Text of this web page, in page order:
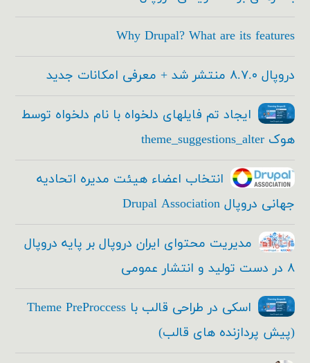
Why Drupal? What are its features
دروپال ۸.۷.۰ منتشر شد + معرفی امکانات جدید
ایجاد تم فایلهای دلخواه با نام دلخواه توسط
هوک theme_suggestions_alter
انتخاب اعضاء هیئت مدیره اتحادیه
جهانی دروپال Drupal Association
مدیریت محتوای ایران دروپال بر پایه دروپال
۸ در دست تولید و انتشار عمومی
اسکی در طراحی قالب با Theme PreProccess
(پیش پردازنده های قالب)